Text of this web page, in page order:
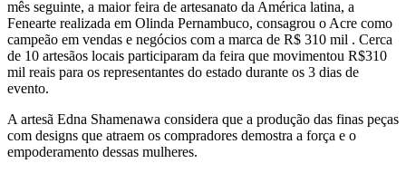
mês seguinte, a maior feira de artesanato da América latina, a
Fenearte realizada em Olinda Pernambuco, consagrou o Acre como
campeão em vendas e negócios com a marca de R$ 310 mil . Cerca
de 10 artesãos locais participaram da feira que movimentou R$310
mil reais para os representantes do estado durante os 3 dias de
evento.
A artesã Edna Shamenawa considera que a produção das finas peças
com designs que atraem os compradores demostra a força e o
empoderamento dessas mulheres.